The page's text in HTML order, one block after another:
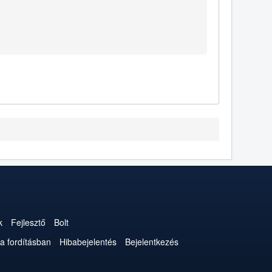
Fejlesztő
Bolt
fordításban Hibabejelentés
Bejelentkezés